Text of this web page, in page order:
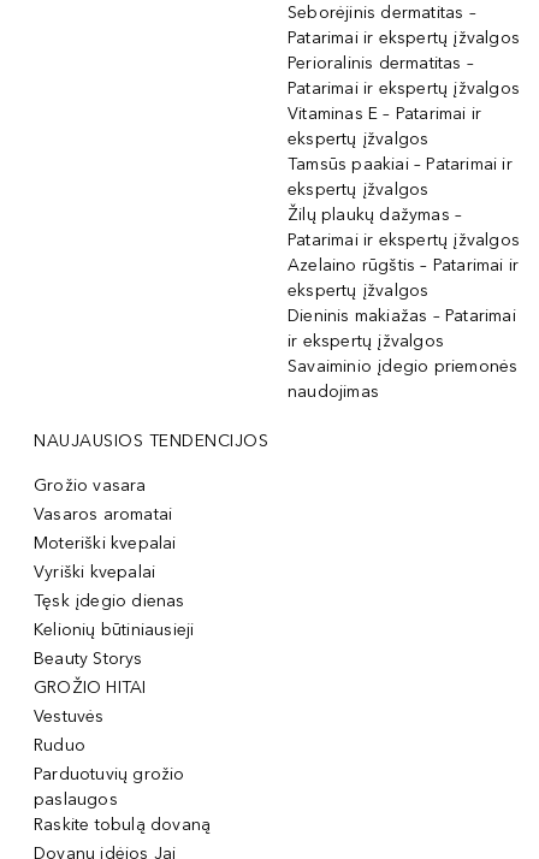
Seborėjinis dermatitas –
Patarimai ir ekspertų įžvalgos
Perioralinis dermatitas –
Patarimai ir ekspertų įžvalgos
Vitaminas E – Patarimai ir
ekspertų įžvalgos
Tamsūs paakiai – Patarimai ir
ekspertų įžvalgos
Žilų plaukų dažymas –
Patarimai ir ekspertų įžvalgos
Azelaino rūgštis – Patarimai ir
ekspertų įžvalgos
Dieninis makiažas – Patarimai
ir ekspertų įžvalgos
Savaiminio įdegio priemonės
naudojimas
NAUJAUSIOS TENDENCIJOS
Grožio vasara
Vasaros aromatai
Moteriški kvepalai
Vyriški kvepalai
Tęsk įdegio dienas
Kelionių būtiniausieji
Beauty Storys
GROŽIO HITAI
Vestuvės
Ruduo
Parduotuvių grožio
paslaugos
Raskite tobulą dovaną
Dovanų idėjos Jai